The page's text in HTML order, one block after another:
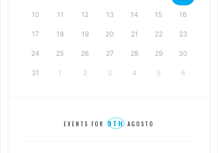
10 11 12 13 14 15 16
17 18 19 20 21 22 23
24 25 26 27 28 29 30
31 1 2 3 4 5 6
EVENTS FOR 9TH AGOSTO